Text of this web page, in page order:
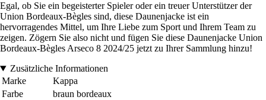
Egal, ob Sie ein begeisterter Spieler oder ein treuer Unterstützer der
Union Bordeaux-Bègles sind, diese Daunenjacke ist ein
hervorragendes Mittel, um Ihre Liebe zum Sport und Ihrem Team zu
zeigen. Zögern Sie also nicht und fügen Sie diese Daunenjacke Union
Bordeaux-Bègles Arseco 8 2024/25 jetzt zu Ihrer Sammlung hinzu!
Zusätzliche Informationen
Marke
Kappa
Farbe
braun bordeaux